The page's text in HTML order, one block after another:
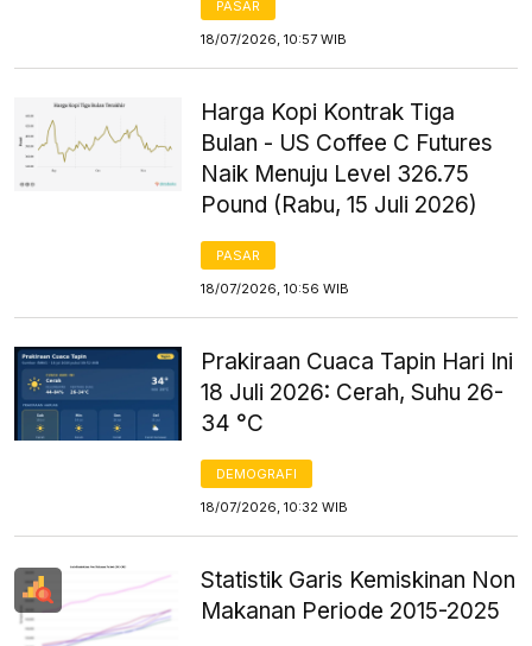
PASAR
18/07/2026, 10:57 WIB
Harga Kopi Kontrak Tiga
Bulan - US Coffee C Futures
Naik Menuju Level 326.75
Pound (Rabu, 15 Juli 2026)
PASAR
18/07/2026, 10:56 WIB
Prakiraan Cuaca Tapin Hari Ini
18 Juli 2026: Cerah, Suhu 26-
34 °C
DEMOGRAFI
18/07/2026, 10:32 WIB
Statistik Garis Kemiskinan Non
Makanan Periode 2015-2025